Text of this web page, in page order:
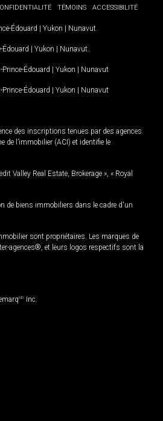
TÉMOINS ACCESSIBILITÉ
Édouard | Yukon | Nunavut
Édouard | Yukon | Nunavut
Prince-Édouard | Yukon | Nunavut
Prince-Édouard | Yukon | Nunavut
des inscriptions tenues par des agences
l’immobilier (ACI) et identifie le
Valley Real Estate, Brokerage », « Royal
de biens immobiliers dans le cadre d'un
sont propriétaires. Les marques de
agences®, et leurs logos respectifs sont la
MD Inc.